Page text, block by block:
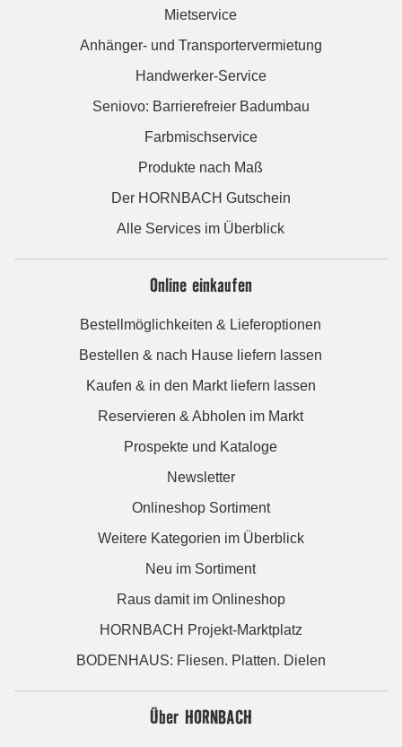
Mietservice
Anhänger- und Transportervermietung
Handwerker-Service
Seniovo: Barrierefreier Badumbau
Farbmischservice
Produkte nach Maß
Der HORNBACH Gutschein
Alle Services im Überblick
Online einkaufen
Bestellmöglichkeiten & Lieferoptionen
Bestellen & nach Hause liefern lassen
Kaufen & in den Markt liefern lassen
Reservieren & Abholen im Markt
Prospekte und Kataloge
Newsletter
Onlineshop Sortiment
Weitere Kategorien im Überblick
Neu im Sortiment
Raus damit im Onlineshop
HORNBACH Projekt-Marktplatz
BODENHAUS: Fliesen. Platten. Dielen
Über HORNBACH